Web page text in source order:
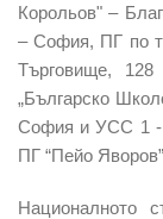
Корольов" –
– София, ПГ по
Търговище,
„Българско
София и УСС 1 -
ПГ “Пейо
Националното